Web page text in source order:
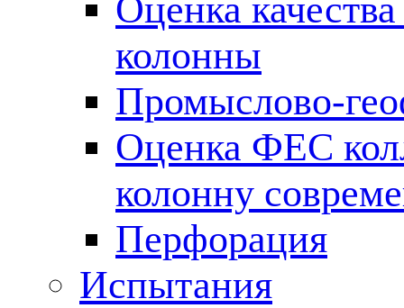
Оценка
колонны
Промыслово-
Оценка ФЕС
колонну
Перфорация
Испытания